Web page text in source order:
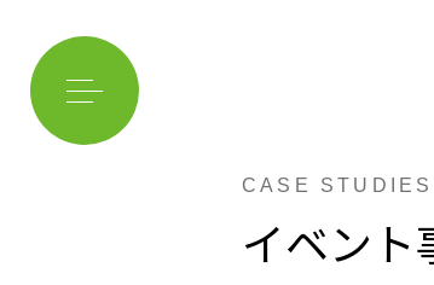
CASE STUDIES
イベント